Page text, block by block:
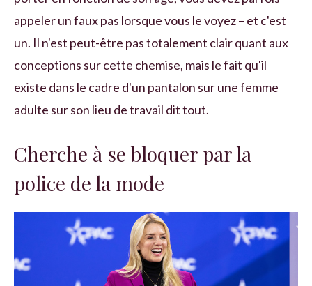
appeler un faux pas lorsque vous le voyez – et c'est
un. Il n'est peut-être pas totalement clair quant aux
conceptions sur cette chemise, mais le fait qu'il
existe dans le cadre d'un pantalon sur une femme
adulte sur son lieu de travail dit tout.
Cherche à se bloquer par la
police de la mode